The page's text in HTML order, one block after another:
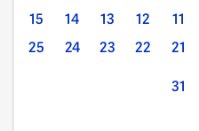
11
12
13
14
15
21
22
23
24
25
31